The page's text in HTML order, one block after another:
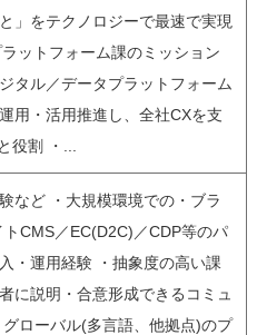
」をテクノロジーで最速で実現
ットフォーム課のミッション
タル／データプラットフォーム
用・活用推進し、全社CXを支
役割 ・...
など ・大規模環境での・ブラ
CMS／EC(D2C)／CDP等のパ
・運用経験 ・抽象度の高い課
に説明・合意形成できるコミュ
ローバル(多言語、他拠点)のプ